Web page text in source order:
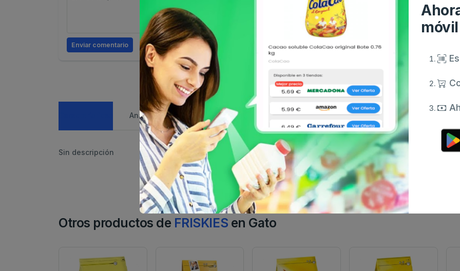
Enviar comentario
Análisis de precio
Sin descripción
Otros productos de FRISKIES en Gato
móvil